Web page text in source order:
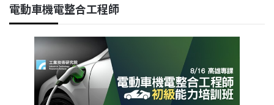
電動車機電整合工程師